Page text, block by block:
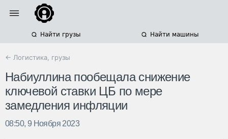
Найти грузы Найти машины
← Логистика, грузы
Набиуллина пообещала снижение
ключевой ставки ЦБ по мере
замедления инфляции
08:50, 9 Ноября 2023